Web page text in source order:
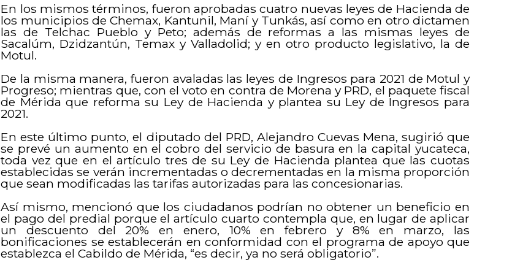
En los mismos términos, fueron aprobadas cuatro nuevas leyes de Hacienda de
los municipios de Chemax, Kantunil, Maní y Tunkás, así como en otro dictamen
las de Telchac Pueblo y Peto; además de reformas a las mismas leyes de
Sacalúm, Dzidzantún, Temax y Valladolid; y en otro producto legislativo, la de
Motul.
De la misma manera, fueron avaladas las leyes de Ingresos para 2021 de Motul y
Progreso; mientras que, con el voto en contra de Morena y PRD, el paquete fiscal
de Mérida que reforma su Ley de Hacienda y plantea su Ley de Ingresos para
2021.
En este último punto, el diputado del PRD, Alejandro Cuevas Mena, sugirió que
se prevé un aumento en el cobro del servicio de basura en la capital yucateca,
toda vez que en el artículo tres de su Ley de Hacienda plantea que las cuotas
establecidas se verán incrementadas o decrementadas en la misma proporción
que sean modificadas las tarifas autorizadas para las concesionarias.
Así mismo, mencionó que los ciudadanos podrían no obtener un beneficio en
el pago del predial porque el artículo cuarto contempla que, en lugar de aplicar
un descuento del 20% en enero, 10% en febrero y 8% en marzo, las
bonificaciones se establecerán en conformidad con el programa de apoyo que
establezca el Cabildo de Mérida, “es decir, ya no será obligatorio”.